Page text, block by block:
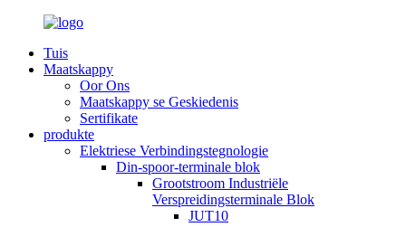
Tuis
Maatskappy
Oor Ons
Maatskappy se Geskiedenis
Sertifikate
produkte
Elektriese Verbindingstegnologie
Din-spoor-terminale blok
Grootstroom Industriële
Verspreidingsterminale Blok
JUT10